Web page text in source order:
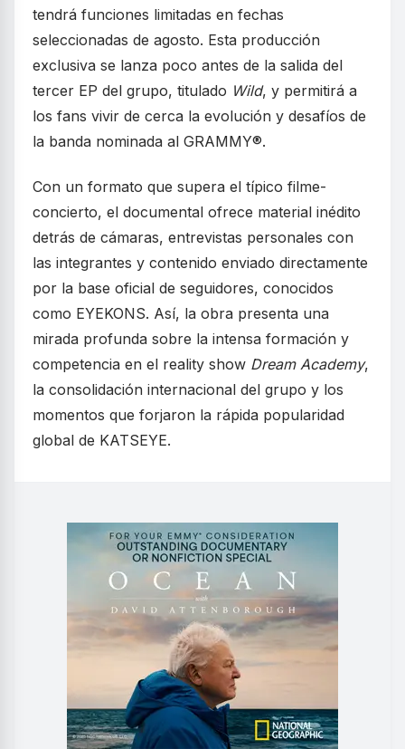
tendrá funciones limitadas en fechas
seleccionadas de agosto. Esta producción
exclusiva se lanza poco antes de la salida del
tercer EP del grupo, titulado Wild, y permitirá a
los fans vivir de cerca la evolución y desafíos de
la banda nominada al GRAMMY®.
Con un formato que supera el típico filme-
concierto, el documental ofrece material inédito
detrás de cámaras, entrevistas personales con
las integrantes y contenido enviado directamente
por la base oficial de seguidores, conocidos
como EYEKONS. Así, la obra presenta una
mirada profunda sobre la intensa formación y
competencia en el reality show Dream Academy,
la consolidación internacional del grupo y los
momentos que forjaron la rápida popularidad
global de KATSEYE.